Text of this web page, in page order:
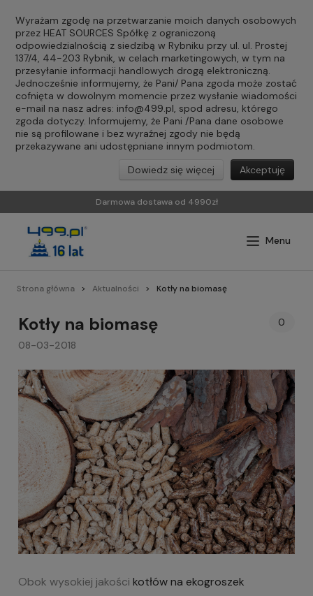
Wyrażam zgodę na przetwarzanie moich danych osobowych
przez HEAT SOURCES Spółkę z ograniczoną
odpowiedzialnością z siedzibą w Rybniku przy ul. ul. Prostej
137/4, 44-203 Rybnik, w celach marketingowych, w tym na
przesyłanie informacji handlowych drogą elektroniczną.
Jednocześnie informujemy, że Pani/ Pana zgoda może zostać
cofnięta w dowolnym momencie przez wysłanie wiadomości
e-mail na nasz adres: info@499.pl, spod adresu, którego
zgoda dotyczy. Informujemy, że Pani /Pana dane osobowe
nie są profilowane i bez wyraźnej zgody nie będą
przekazywane ani udostępniane innym podmiotom.
Akceptuję
Dowiedz się więcej
Darmowa dostawa od 4990zł
Strona główna Aktualności Kotły na biomasę
Kotły na biomasę
0
08-03-2018
Obok wysokiej jakości kotłów na ekogroszek